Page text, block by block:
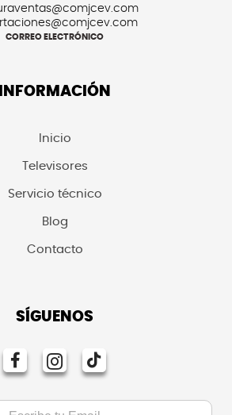
CORREO ELECTRÓNICO
INFORMACIÓN
Inicio
Televisores
Servicio técnico
Blog
Contacto
SÍGUENOS